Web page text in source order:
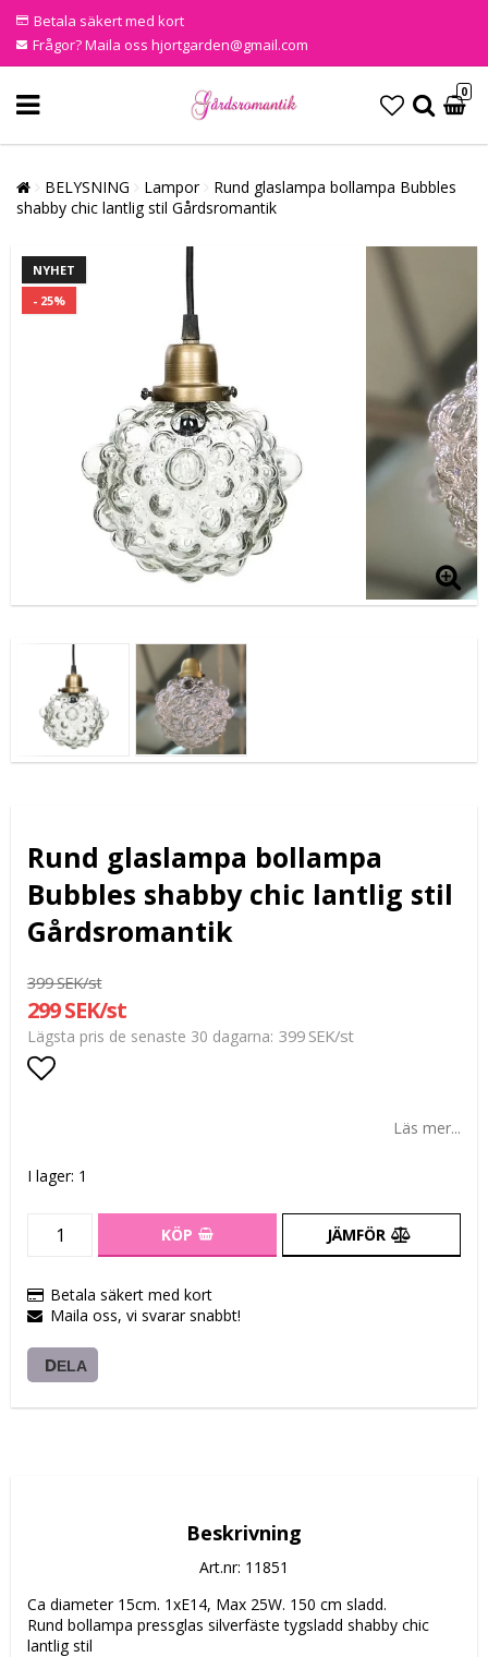
Betala säkert med kort
Frågor? Maila oss hjortgarden@gmail.com
0
BELYSNING Lampor
Rund glaslampa bollampa Bubbles
shabby chic lantlig stil Gårdsromantik
NYHET
- 25%
Rund glaslampa bollampa
Bubbles shabby chic lantlig stil
Gårdsromantik
399 SEK/st
299 SEK/st
Lägsta pris de senaste 30 dagarna 399 SEK/st
Läs mer...
I lager: 1
KÖP JÄMFÖR
Betala säkert med kort
Maila oss, vi svarar snabbt!
DELA
Beskrivning
Art.nr: 11851
Ca diameter 15cm. 1xE14, Max 25W. 150 cm sladd.
Rund bollampa pressglas silverfäste tygsladd shabby chic
lantlig stil